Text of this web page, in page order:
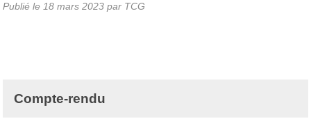
Publié le 18 mars 2023 par TCG
Compte-rendu